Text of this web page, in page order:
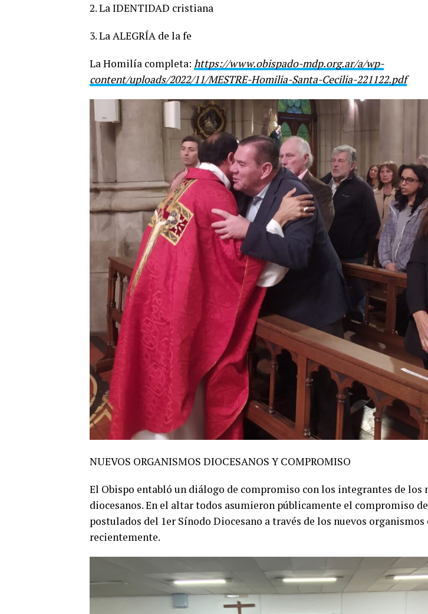
2. La IDENTIDAD cristiana
3. La ALEGRÍA de la fe
La Homilía completa: https://www.obispado-mdp.org.ar/a/wp-
content/uploads/2022/11/MESTRE-Homilia-Santa-Cecilia-221122.pdf
NUEVOS ORGANISMOS DIOCESANOS Y COMPROMISO
El Obispo entabló un diálogo de compromiso con los integrantes de los
diocesanos. En el altar todos asumieron públicamente el compromiso
postulados del 1er Sínodo Diocesano a través de los nuevos organismos
recientemente.